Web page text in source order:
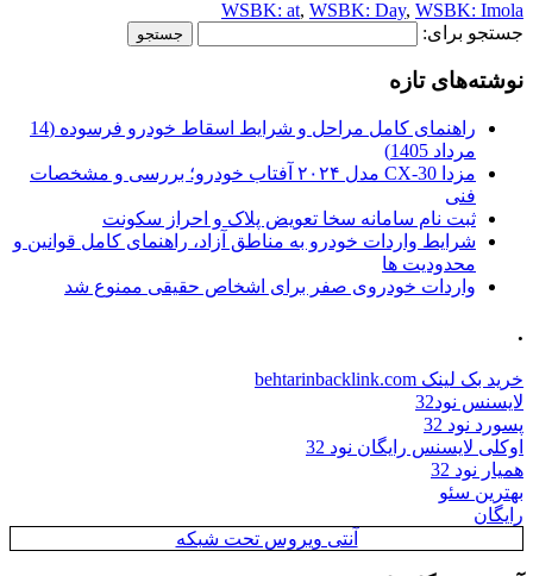
WSBK: at, WSBK: Day, WSBK: Imola
جستجو برای:
نوشته‌های تازه
راهنمای کامل مراحل و شرایط اسقاط خودرو فرسوده (14
مرداد 1405)
مزدا CX-30 مدل ۲۰۲۴ آفتاب خودرو؛ بررسی و مشخصات
فنی
ثبت نام سامانه سخا تعویض پلاک و احراز سکونت
شرایط واردات خودرو به مناطق آزاد، راهنمای کامل قوانین و
محدودیت ها
واردات خودروی صفر برای اشخاص حقیقی ممنوع شد
.
خرید بک لینک behtarinbacklink.com
لایسنس نود32
پسورد نود 32
اوکلی لایسنس رایگان نود 32
همیار نود 32
بهترین سئو
رایگان
آنتی ویروس تحت شبکه